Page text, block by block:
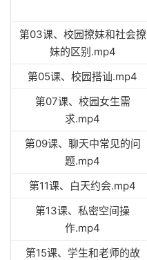
第03课、校园撩妹和社会撩
妹的区别.mp4
第05课、校园搭讪.mp4
第07课、校园女生需
求.mp4
第09课、聊天中常见的问
题.mp4
第11课、白天约会.mp4
第13课、私密空间操
作.mp4
第15课、学生和老师的故